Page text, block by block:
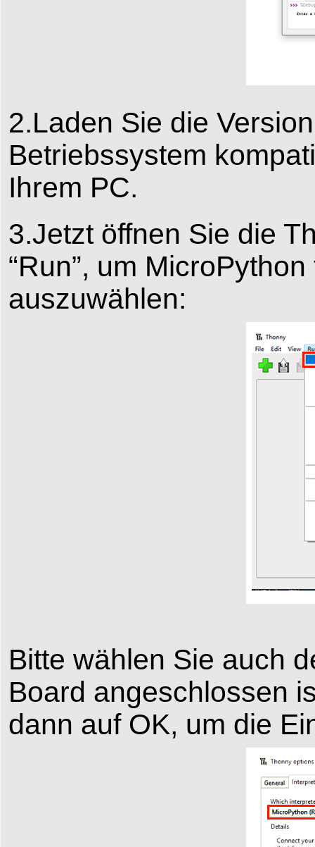
2.Laden Sie die
Betriebssystem
Ihrem PC.
3.Jetzt öffnen Sie die
“Run”, um
auszuwählen:
Bitte wählen Sie auch
Board angeschlossen
dann auf OK, um die